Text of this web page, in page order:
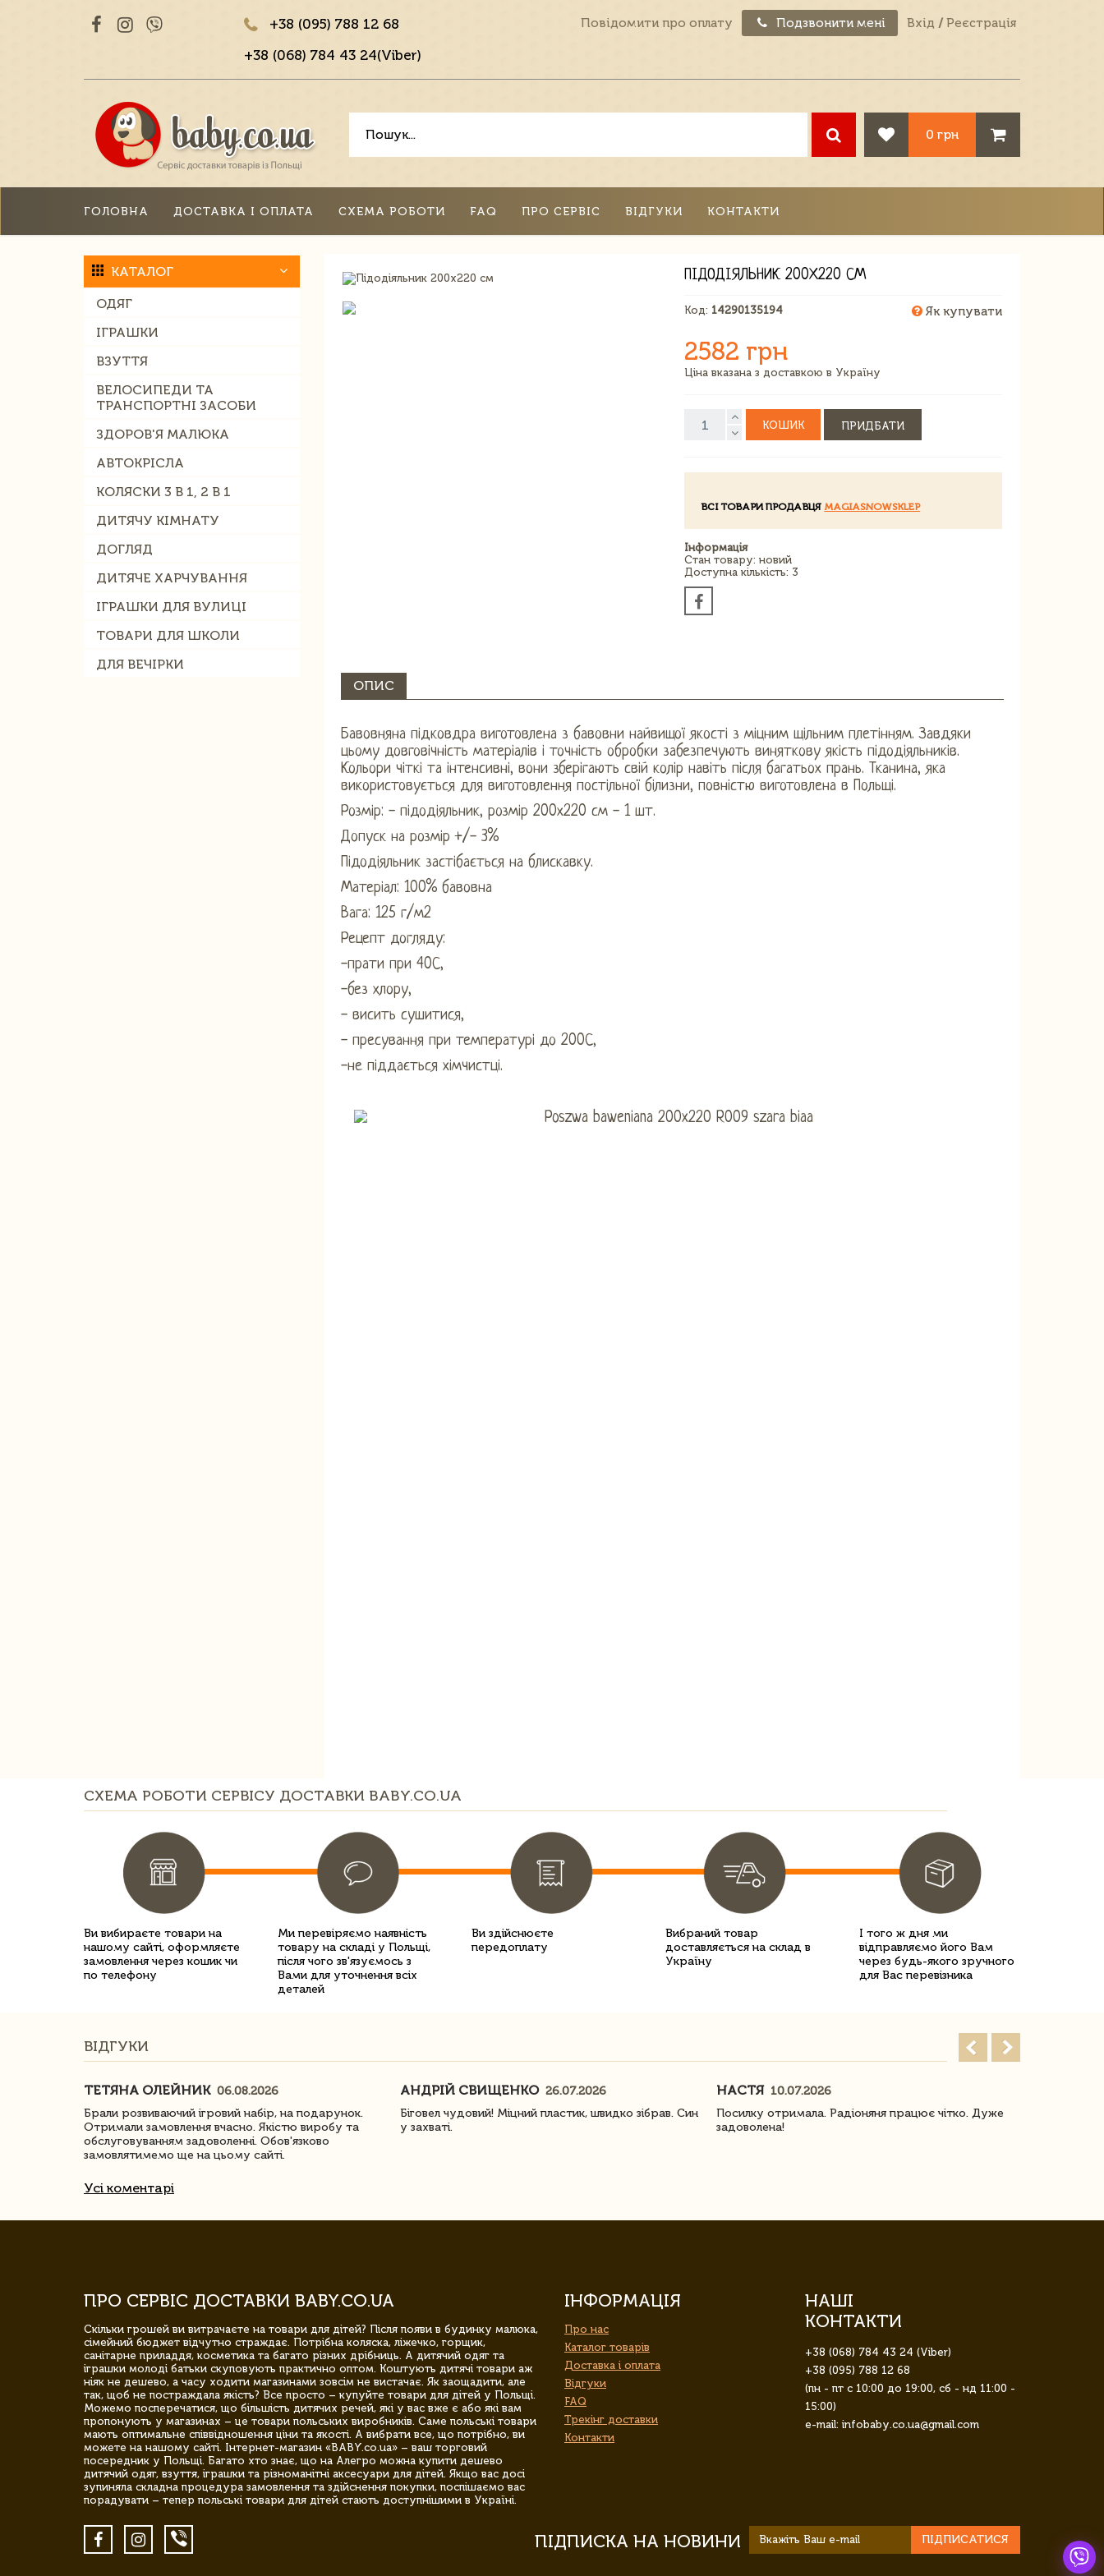
+38 (095) 788 12 68
+38 (068) 784 43 24(Viber)
Повідомити про оплату Подзвонити мені Вхід / Реєстрація
0 грн
ГОЛОВНА ДОСТАВКА І ОПЛАТА СХЕМА РОБОТИ FAQ ПРО СЕРВІС ВІДГУКИ КОНТАКТИ
КАТАЛОГ
ОДЯГ
ІГРАШКИ
ВЗУТТЯ
ВЕЛОСИПЕДИ ТА
ТРАНСПОРТНІ ЗАСОБИ
ЗДОРОВ'Я МАЛЮКА
АВТОКРІСЛА
КОЛЯСКИ 3 В 1, 2 В 1
ДИТЯЧУ КІМНАТУ
ДОГЛЯД
ДИТЯЧЕ ХАРЧУВАННЯ
ІГРАШКИ ДЛЯ ВУЛИЦІ
ТОВАРИ ДЛЯ ШКОЛИ
ДЛЯ ВЕЧІРКИ
ПІДОДІЯЛЬНИК 200Х220 СМ
Код: 14290135194 Як купувати
2582 грн
Ціна вказана з доставкою в Україну
КОШИК ПРИДБАТИ
ВСІ ТОВАРИ ПРОДАВЦЯ MAGIASNOWSKLEP
Інформація
Стан товару: новий
Доступна кількість: 3
ОПИС
Бавовняна підковдра виготовлена ​​з бавовни найвищої якості з міцним щільним плетінням. Завдяки
цьому довговічність матеріалів і точність обробки забезпечують виняткову якість підодіяльників.
Кольори чіткі та інтенсивні, вони зберігають свій колір навіть після багатьох прань. Тканина, яка
використовується для виготовлення постільної білизни, повністю виготовлена ​​в Польщі.
Розмір: - підодіяльник, розмір 200х220 см - 1 шт.
Допуск на розмір +/- 3%
Підодіяльник застібається на блискавку.
Матеріал: 100% бавовна
Вага: 125 г/м2
Рецепт догляду:
-прати при 40С,
-без хлору,
- висить сушитися,
- пресування при температурі до 200С,
-не піддається хімчистці.
СХЕМА РОБОТИ СЕРВІСУ ДОСТАВКИ BABY.CO.UA
Ви вибираєте товари на
нашому сайті, оформляєте
замовлення через кошик чи
по телефону
Ми перевіряємо наявність
товару на складі у Польщі,
після чого зв'язуємось з
Вами для уточнення всіх
деталей
Ви здійснюєте
передоплату
Вибраний товар
доставляється на склад в
Україну
І того ж дня ми
відправляємо його Вам
через будь-якого зручного
для Вас перевізника
ВІДГУКИ
ТЕТЯНА ОЛЕЙНИК 06.08.2026
Брали розвиваючий ігровий набір, на подарунок.
Отримали замовлення вчасно. Якістю виробу та
обслуговуванням задоволенні. Обов'язково
замовлятимемо ще на цьому сайті.
АНДРІЙ СВИЩЕНКО 26.07.2026
Біговел чудовий! Міцний пластик, швидко зібрав. Син
у захваті.
НАСТЯ 10.07.2026
Посилку отримала. Радіоняня працює чітко. Дуже
задоволена!
Усі коментарі
ПРО СЕРВІС ДОСТАВКИ BABY.CO.UA
Скільки грошей ви витрачаєте на товари для дітей? Після появи в будинку малюка,
сімейний бюджет відчутно страждає. Потрібна коляска, ліжечко, горщик,
санітарне приладдя, косметика та багато різних дрібниць. А дитячий одяг та
іграшки молоді батьки скуповують практично оптом. Коштують дитячі товари аж
ніяк не дешево, а часу ходити магазинами зовсім не вистачає. Як заощадити, але
так, щоб не постраждала якість? Все просто – купуйте товари для дітей у Польщі.
Можемо посперечатися, що більшість дитячих речей, які у вас вже є або які вам
пропонують у магазинах – це товари польських виробників. Саме польські товари
мають оптимальне співвідношення ціни та якості. А вибрати все, що потрібно, ви
можете на нашому сайті. Інтернет-магазин «BABY.co.ua» – ваш торговий
посередник у Польщі. Багато хто знає, що на Алегро можна купити дешево
дитячий одяг, взуття, іграшки та різноманітні аксесуари для дітей. Якщо вас досі
зупиняла складна процедура замовлення та здійснення покупки, поспішаємо вас
порадувати – тепер польські товари для дітей стають доступнішими в Україні.
ІНФОРМАЦІЯ
Про нас
Каталог товарів
Доставка і оплата
Відгуки
FAQ
Трекінг доставки
Контакти
НАШІ
КОНТАКТИ
+38 (068) 784 43 24 (Viber)
+38 (095) 788 12 68
(пн - пт с 10:00 до 19:00, сб - нд 11:00 -
15:00)
e-mail: infobaby.co.ua@gmail.com
ПІДПИСКА НА НОВИНИ ПІДПИСАТИСЯ